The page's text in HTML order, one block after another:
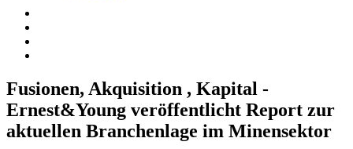
Fusionen, Akquisition , Kapital -
Ernest&Young veröffentlicht Report zur
aktuellen Branchenlage im Minensektor